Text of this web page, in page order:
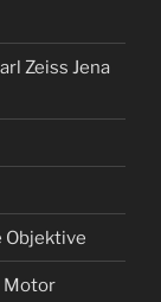
Zeiss Jena
Objektive
Motor